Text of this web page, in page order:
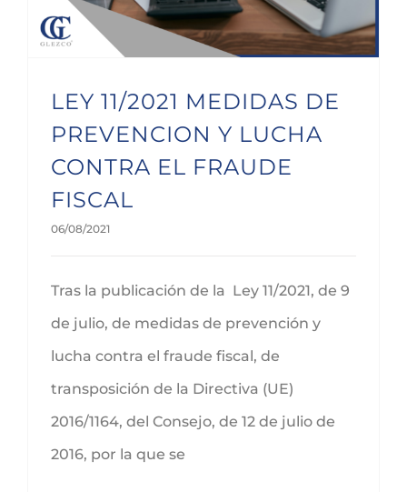
LEY 11/2021 MEDIDAS DE
PREVENCION Y LUCHA
CONTRA EL FRAUDE
FISCAL
06/08/2021
Tras la publicación de la Ley 11/2021, de 9
de julio, de medidas de prevención y
lucha contra el fraude fiscal, de
transposición de la Directiva (UE)
2016/1164, del Consejo, de 12 de julio de
2016, por la que se